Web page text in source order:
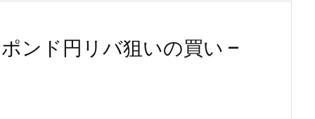
ンド円リバ狙いの買い –